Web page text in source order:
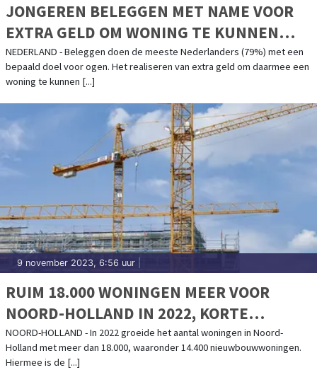
JONGEREN BELEGGEN MET NAME VOOR
EXTRA GELD OM WONING TE KUNNEN
KOPEN
NEDERLAND - Beleggen doen de meeste Nederlanders (79%) met een
bepaald doel voor ogen. Het realiseren van extra geld om daarmee een
woning te kunnen [...]
9 november 2023, 6:56 uur
RUIM 18.000 WONINGEN MEER VOOR
NOORD-HOLLAND IN 2022, KORTE
TERMIJN VERDERE TOENAME
WONINGTEKORT VERWACHT
NOORD-HOLLAND - In 2022 groeide het aantal woningen in Noord-
Holland met meer dan 18.000, waaronder 14.400 nieuwbouwwoningen.
Hiermee is de [...]